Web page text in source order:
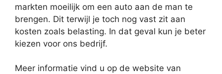
markten moeilijk om een auto aan de man te
brengen. Dit terwijl je toch nog vast zit aan
kosten zoals belasting. In dat geval kun je beter
kiezen voor ons bedrijf.
Meer informatie vind u op de website van